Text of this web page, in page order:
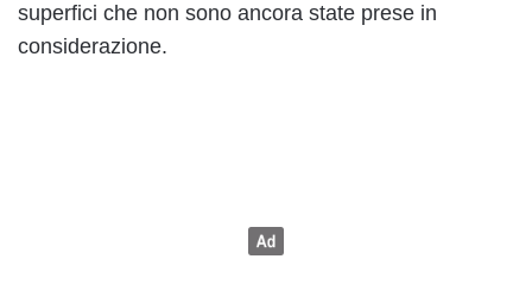
superfici che non sono ancora state prese in
considerazione.